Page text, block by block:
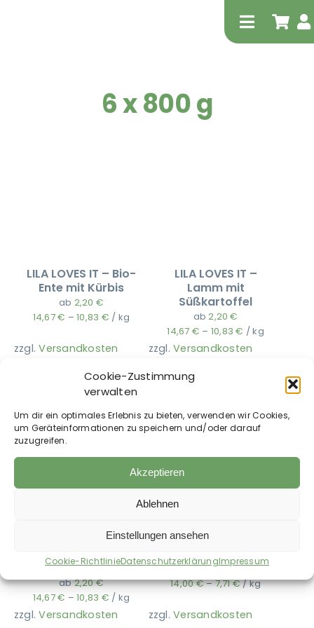
Cookie-Zustimmung
verwalten
Um dir ein optimales Erlebnis zu bieten, verwenden wir Cookies,
um Geräteinformationen zu speichern und/oder darauf
zuzugreifen.
Akzeptieren
Ablehnen
Einstellungen ansehen
Cookie-RichtlinieDatenschutzerklärungImpressum
Toggle
6 x 800 g
LILA LOVES IT – Bio-
Ente mit Kürbis
ab 2,20 €
14,67€ –10,83 € / kg
zzgl.Versandkosten
LILA LOVES IT –
Lamm mit
Süßkartoffel
ab2,20€
14,67 € – 10,83€ /kg
zzgl.Versandkosten
LILA LOVES IT – Bio-
Rind mit
Dinkelflocken
ab2,20€
14,67€ –10,83 € / kg
zzgl.Versandkosten
LILA LOVES IT – Bio-
Huhn mit Reis
ab2,10€
14,00€–7,71€/kg
zzgl.Versandkosten